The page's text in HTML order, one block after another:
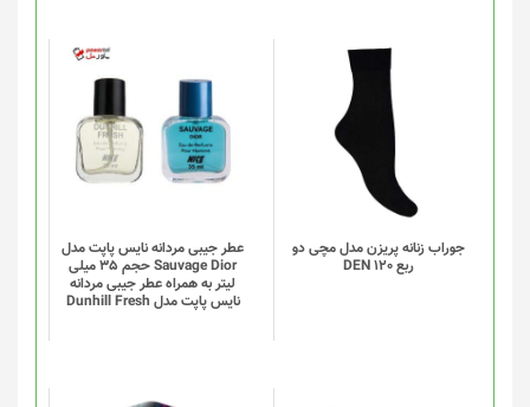
محصول
انتخاب
جوراب زنانه پریزن مدل مچی دو
ربع DEN 120
این
محصول
دارای
انواع
مختلفی
می
گزینه
ها
عطر جیبی مردانه نایس پاپت مدل
Sauvage Dior حجم 35 میلی
لیتر به همراه عطر جیبی مردانه
نایس پاپت مدل Dunhill Fresh